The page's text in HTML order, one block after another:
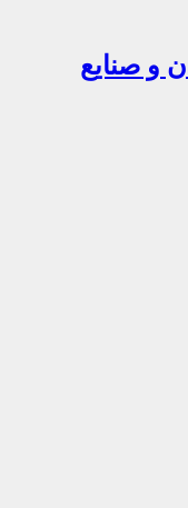
و صنایع